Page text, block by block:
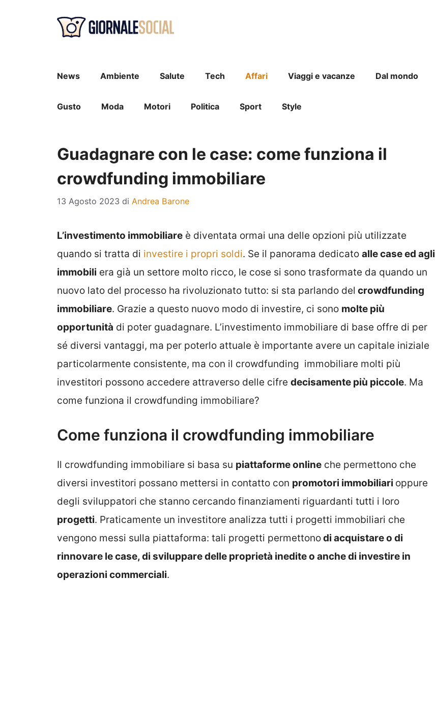
News Ambiente Salute Tech Affari Viaggi e vacanze Dal mondo
Gusto Moda Motori Politica Sport Style
Guadagnare con le case: come funziona il
crowdfunding immobiliare
13 Agosto 2023 di Andrea Barone
L’investimento immobiliare è diventata ormai una delle opzioni più utilizzate
quando si tratta di investire i propri soldi. Se il panorama dedicato alle case ed agli
immobili era già un settore molto ricco, le cose si sono trasformate da quando un
nuovo lato del processo ha rivoluzionato tutto: si sta parlando del crowdfunding
immobiliare. Grazie a questo nuovo modo di investire, ci sono molte più
opportunità di poter guadagnare. L’investimento immobiliare di base offre di per
sé diversi vantaggi, ma per poterlo attuale è importante avere un capitale iniziale
particolarmente consistente, ma con il crowdfunding immobiliare molti più
investitori possono accedere attraverso delle cifre decisamente più piccole. Ma
come funziona il crowdfunding immobiliare?
Come funziona il crowdfunding immobiliare
Il crowdfunding immobiliare si basa su piattaforme online che permettono che
diversi investitori possano mettersi in contatto con promotori immobiliari oppure
degli sviluppatori che stanno cercando finanziamenti riguardanti tutti i loro
progetti. Praticamente un investitore analizza tutti i progetti immobiliari che
vengono messi sulla piattaforma: tali progetti permettonodi acquistare o di
rinnovare le case, di sviluppare delle proprietà inedite o anche di investire in
operazioni commerciali.